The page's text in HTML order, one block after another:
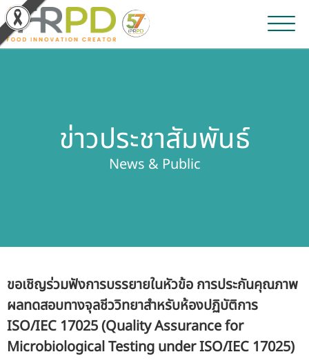
ผลิตภัณฑ์และจำหน่าย
เกี่ยวกับสถาบัน
บุคลากรสถาบัน
รับข้อร้องเรียนและข้อเสนอแนะ
ระบบสารสนเทศ (ใน)
ข่าวประชาสัมพันธ์
News & Public
ขอเชิญร่วมฟังการบรรยายในหัวข้อ การประกันคุณภาพ
ผลทดสอบทางจุลชีววิทยาสำหรับห้องปฏิบัติการ
ISO/IEC 17025 (Quality Assurance for
Microbiological Testing under ISO/IEC 17025)